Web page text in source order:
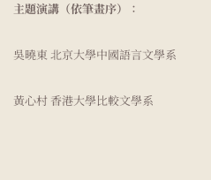
主題演講（依筆畫序）：
吳曉東 北京大學中國語言文學系
黃心村 香港大學比較文學系